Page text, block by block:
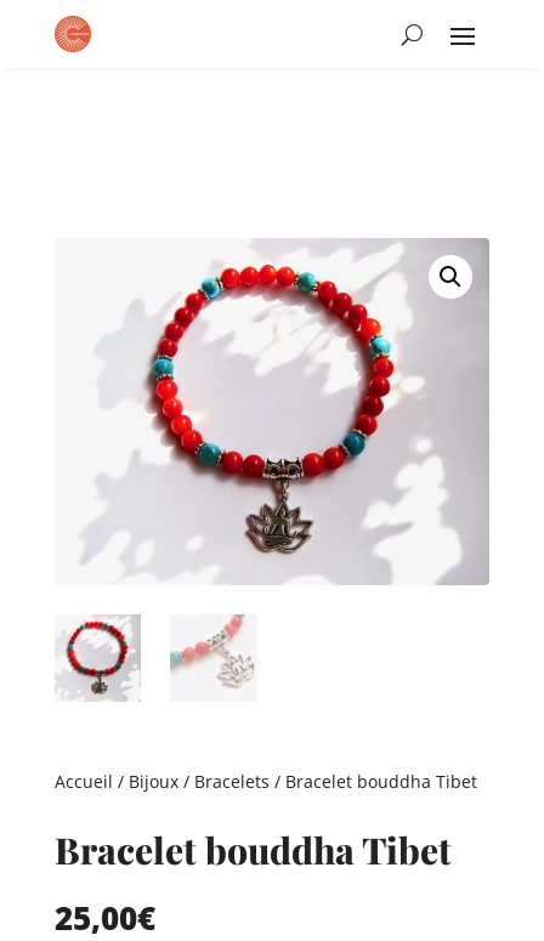
Accueil / Bijoux/ Bracelets / Bracelet bouddha Tibet
Bracelet bouddha Tibet
25,00€